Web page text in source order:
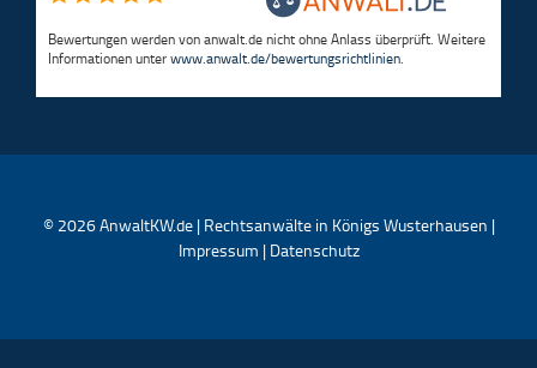
Bewertungen werden von anwalt.de nicht ohne Anlass überprüft. Weitere
Informationen unterwww.anwalt.de/bewertungsrichtlinien.
© 2026AnwaltKW.de | Rechtsanwälte in Königs Wusterhausen |
Impressum | Datenschutz